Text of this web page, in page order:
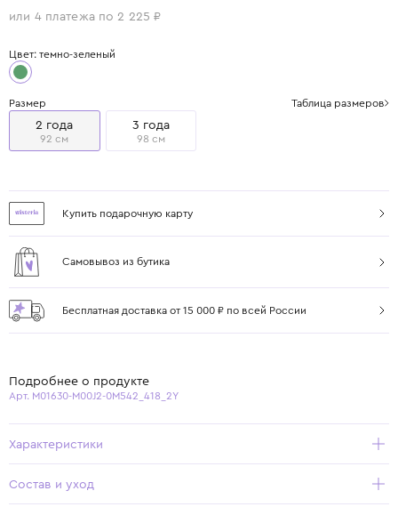
или 4 платежа по 2 225 ₽
Цвет: темно-зеленый
Размер Таблица размеров
2 года
92 см
3 года
98 см
Купить подарочную карту
Самовывоз из бутика
Бесплатная доставка от 15 000 ₽ по всей России
Подробнее о продукте
Арт. M01630-M00J2-0M542_418_2Y
Характеристики
Состав и уход